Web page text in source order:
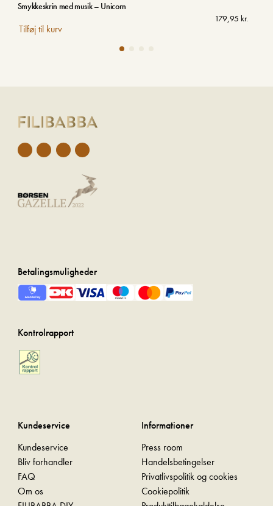
Smykkeskrin med musik – Unicorn
179,95 kr.
Tilføj til kurv
Betalingsmuligheder
Kontrolrapport
Kundeservice
Kundeservice
Bliv forhandler
FAQ
Om os
Informationer
Press room
Handelsbetingelser
Privatlivspolitik og cookies
Cookiepolitik